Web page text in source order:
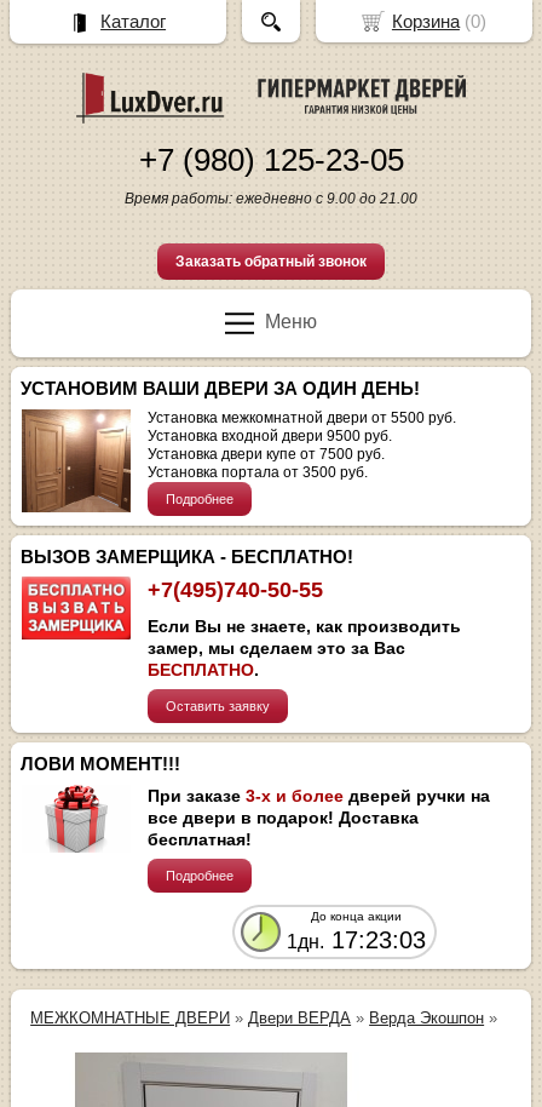
+7 (980) 125-23-05
Время работы: ежедневно с 9.00 до 21.00
Заказать обратный звонок
Меню
УСТАНОВИМ ВАШИ ДВЕРИ ЗА ОДИН ДЕНЬ!
Установка межкомнатной двери от 5500 руб.
Установка входной двери 9500 руб.
Установка двери купе от 7500 руб.
Установка портала от 3500 руб.
Подробнее
ВЫЗОВ ЗАМЕРЩИКА - БЕСПЛАТНО!
+7(495)740-50-55
Если Вы не знаете, как производить
замер, мы сделаем это за Вас
БЕСПЛАТНО.
Оставить заявку
ЛОВИ МОМЕНТ!!!
При заказе3-х и более дверей ручки на
все двери в подарок! Доставка
бесплатная!
Подробнее
До конца акции
1дн. 17:23:03
МЕЖКОМНАТНЫЕ ДВЕРИ » Двери ВЕРДА » Верда Экошпон »
Корзина(0)
Каталог